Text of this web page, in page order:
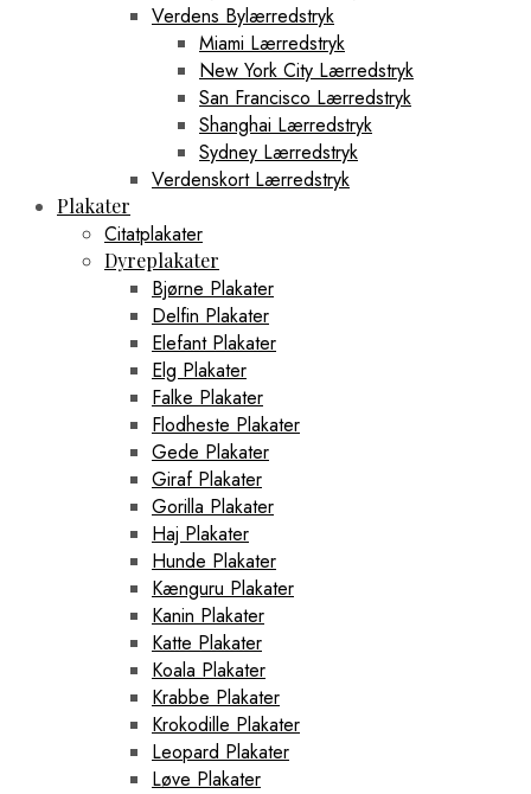
Verdens Bylærredstryk
Miami Lærredstryk
New York City Lærredstryk
San Francisco Lærredstryk
Shanghai Lærredstryk
Sydney Lærredstryk
Verdenskort Lærredstryk
Plakater
Citatplakater
Dyreplakater
Bjørne Plakater
Delfin Plakater
Elefant Plakater
Elg Plakater
Falke Plakater
Flodheste Plakater
Gede Plakater
Giraf Plakater
Gorilla Plakater
Haj Plakater
Hunde Plakater
Kænguru Plakater
Kanin Plakater
Katte Plakater
Koala Plakater
Krabbe Plakater
Krokodille Plakater
Leopard Plakater
Løve Plakater